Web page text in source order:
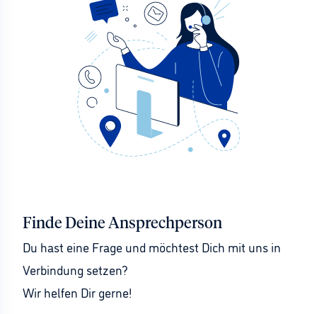
Finde Deine Ansprechperson
Du hast eine Frage und möchtest Dich mit uns in
Verbindung setzen?
Wir helfen Dir gerne!